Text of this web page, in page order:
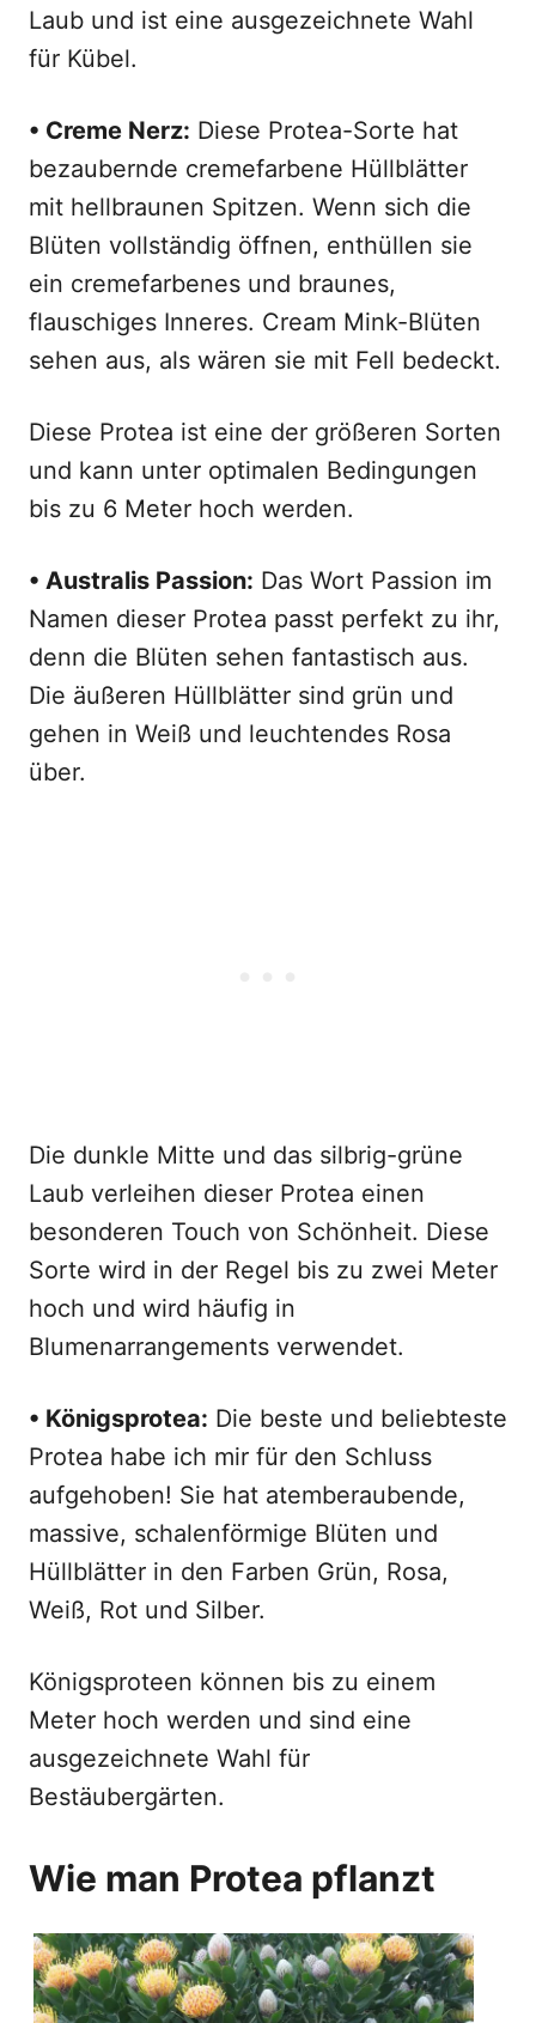
Laub und ist eine ausgezeichnete Wahl
für Kübel.
• Creme Nerz: Diese Protea-Sorte hat
bezaubernde cremefarbene Hüllblätter
mit hellbraunen Spitzen. Wenn sich die
Blüten vollständig öffnen, enthüllen sie
ein cremefarbenes und braunes,
flauschiges Inneres. Cream Mink-Blüten
sehen aus, als wären sie mit Fell bedeckt.
Diese Protea ist eine der größeren Sorten
und kann unter optimalen Bedingungen
bis zu 6 Meter hoch werden.
• Australis Passion: Das Wort Passion im
Namen dieser Protea passt perfekt zu ihr,
denn die Blüten sehen fantastisch aus.
Die äußeren Hüllblätter sind grün und
gehen in Weiß und leuchtendes Rosa
über.
Die dunkle Mitte und das silbrig-grüne
Laub verleihen dieser Protea einen
besonderen Touch von Schönheit. Diese
Sorte wird in der Regel bis zu zwei Meter
hoch und wird häufig in
Blumenarrangements verwendet.
• Königsprotea: Die beste und beliebteste
Protea habe ich mir für den Schluss
aufgehoben! Sie hat atemberaubende,
massive, schalenförmige Blüten und
Hüllblätter in den Farben Grün, Rosa,
Weiß, Rot und Silber.
Königsproteen können bis zu einem
Meter hoch werden und sind eine
ausgezeichnete Wahl für
Bestäubergärten.
Wie man Protea pflanzt